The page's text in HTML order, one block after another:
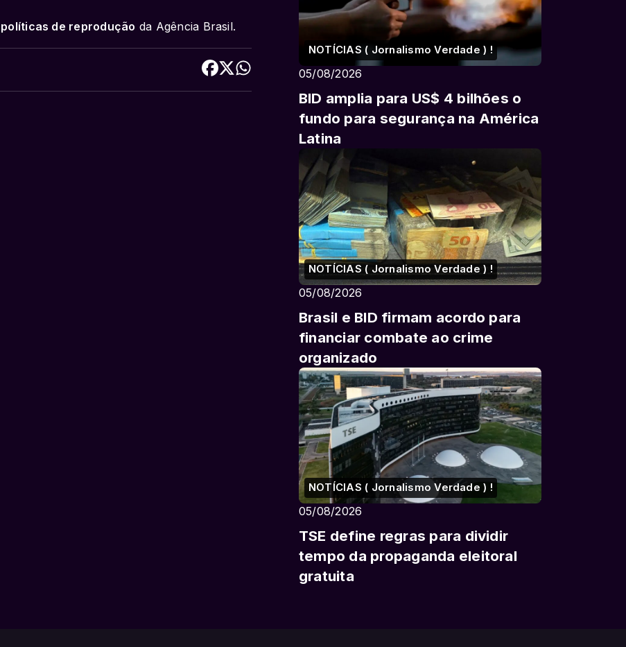
políticas de reprodução da Agência Brasil.
NOTÍCIAS ( Jornalismo Verdade ) !
05/08/2026
BID amplia para US$ 4 bilhões o
fundo para segurança na América
Latina
NOTÍCIAS ( Jornalismo Verdade ) !
05/08/2026
Brasil e BID firmam acordo para
financiar combate ao crime
organizado
NOTÍCIAS ( Jornalismo Verdade ) !
05/08/2026
TSE define regras para dividir
tempo da propaganda eleitoral
gratuita